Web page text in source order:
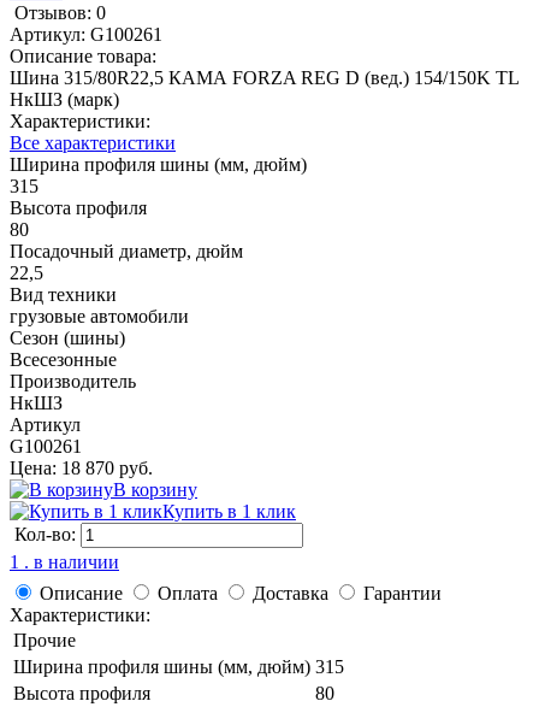
Отзывов: 0
Артикул: G100261
Описание товара:
Шина 315/80R22,5 КАМА FORZA REG D (вед.) 154/150K TL
НкШЗ (марк)
Характеристики:
Все характеристики
Ширина профиля шины (мм, дюйм)
315
Высота профиля
80
Посадочный диаметр, дюйм
22,5
Вид техники
грузовые автомобили
Сезон (шины)
Всесезонные
Производитель
НкШЗ
Артикул
G100261
Цена: 18 870 руб.
В корзину
Купить в 1 клик
Кол-во:
1 . в наличии
Описание
Оплата Доставка
Гарантии
Характеристики:
Прочие
Ширина профиля шины (мм, дюйм) 315
Высота профиля
80